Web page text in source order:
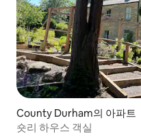
County Durham의 아파트
숏리 하우스 객실